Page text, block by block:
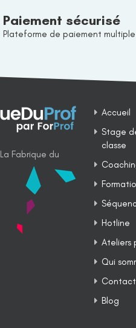
Paiement sécurisé
Plateforme de paiement multiple
La Fabrique du
Accueil
Stage
classe
Hotline
Ateliers
Qui
Contact
Blog